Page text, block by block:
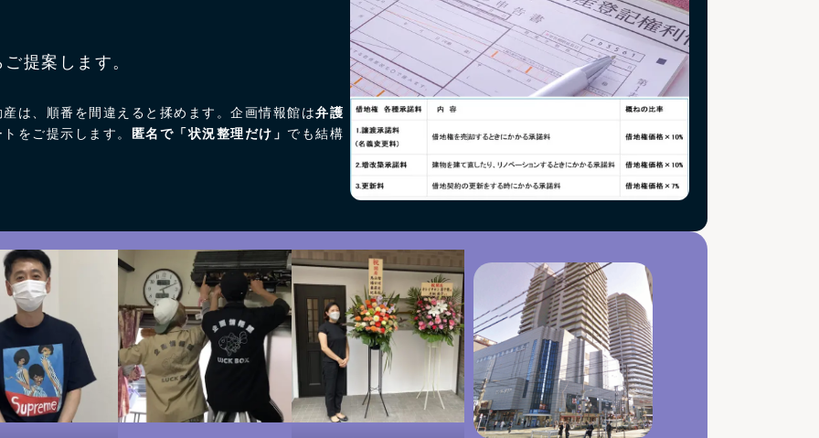
提案します。
は、順番を間違えると揉めます。企画情報館は弁護
をご提示します。
匿名で「状況整理だけ」 でも結構